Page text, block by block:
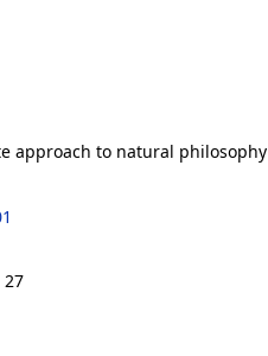
approach to natural philosophy
27